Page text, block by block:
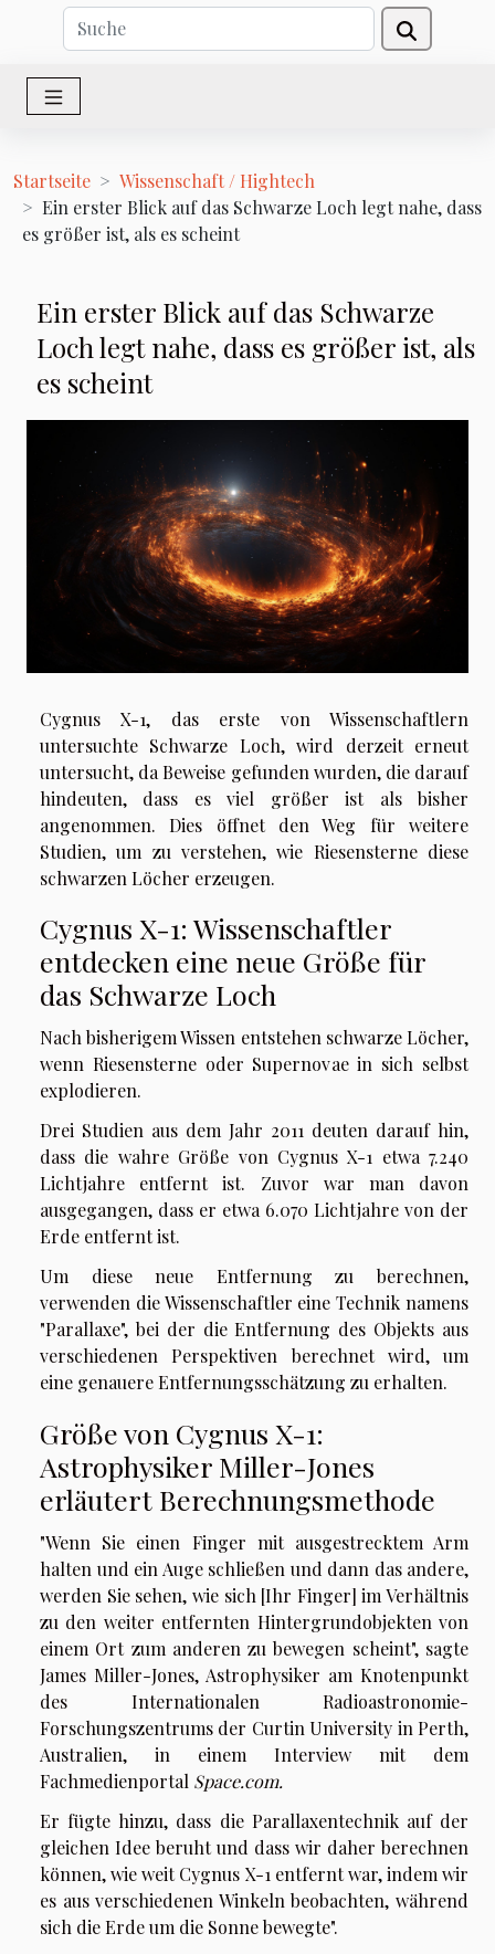
Startseite
Wissenschaft / Hightech
Ein erster Blick auf das Schwarze Loch legt nahe, dass
es größer ist, als es scheint
Ein erster Blick auf das Schwarze
Loch legt nahe, dass es größer ist, als
es scheint
Cygnus X-1, das erste von Wissenschaftlern
untersuchte Schwarze Loch, wird derzeit erneut
untersucht, da Beweise gefunden wurden, die darauf
hindeuten, dass es viel größer ist als bisher
angenommen. Dies öffnet den Weg für weitere
Studien, um zu verstehen, wie Riesensterne diese
schwarzen Löcher erzeugen.
Cygnus X-1: Wissenschaftler
entdecken eine neue Größe für
das Schwarze Loch
Nach bisherigem Wissen entstehen schwarze Löcher,
wenn Riesensterne oder Supernovae in sich selbst
explodieren.
Drei Studien aus dem Jahr 2011 deuten darauf hin,
dass die wahre Größe von Cygnus X-1 etwa 7.240
Lichtjahre entfernt ist. Zuvor war man davon
ausgegangen, dass er etwa 6.070 Lichtjahre von der
Erde entfernt ist.
Um diese neue Entfernung zu berechnen,
verwenden die Wissenschaftler eine Technik namens
"Parallaxe", bei der die Entfernung des Objekts aus
verschiedenen Perspektiven berechnet wird, um
eine genauere Entfernungsschätzung zu erhalten.
Größe von Cygnus X-1:
Astrophysiker Miller-Jones
erläutert Berechnungsmethode
"Wenn Sie einen Finger mit ausgestrecktem Arm
halten und ein Auge schließen und dann das andere,
werden Sie sehen, wie sich [Ihr Finger] im Verhältnis
zu den weiter entfernten Hintergrundobjekten von
einem Ort zum anderen zu bewegen scheint", sagte
James Miller-Jones, Astrophysiker am Knotenpunkt
des Internationalen Radioastronomie-
Forschungszentrums der Curtin University in Perth,
Australien, in einem Interview mit dem
Fachmedienportal Space.com.
Er fügte hinzu, dass die Parallaxentechnik auf der
gleichen Idee beruht und dass wir daher berechnen
können, wie weit Cygnus X-1 entfernt war, indem wir
es aus verschiedenen Winkeln beobachten, während
sich die Erde um die Sonne bewegte".